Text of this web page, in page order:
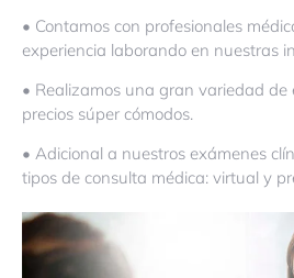
• Contamos con profesionales
experiencia laborando en nuestras
• Realizamos una gran variedad de
precios súper cómodos.
• Adicional a nuestros exámenes
tipos de consulta médica: virtual y